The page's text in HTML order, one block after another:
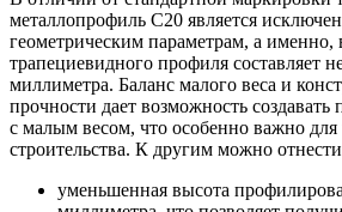
металлопрофиль С20 является
геометрическим параметрам, а именно,
трапециевидного профиля составляет
миллиметра. Баланс малого веса и
прочности дает возможность
с малым весом, что особенно важно для
строительства. К другим можно
уменьшенная высота